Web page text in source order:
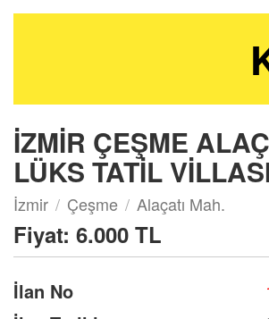
İZMİR ÇEŞME
LÜKS TATİL
İzmir Çeşme Alaçatı Mah.
Fiyat: 6.000 TL
İlan No